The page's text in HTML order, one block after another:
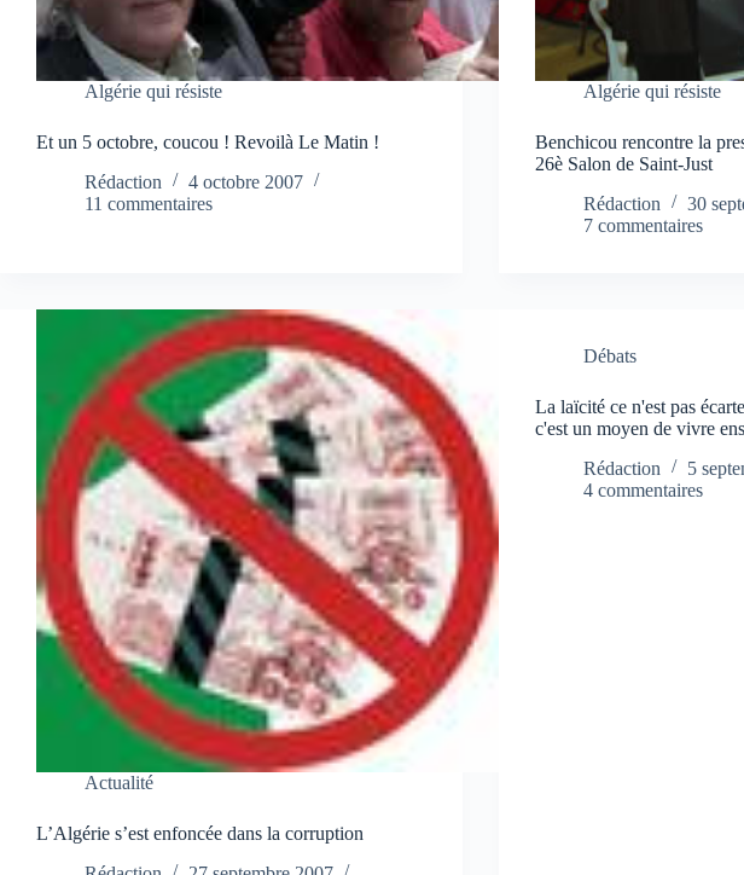
Algérie qui résiste
Et un 5 octobre, coucou ! Revoilà Le Matin !
Rédaction
4 octobre 2007
11 commentaires
Algérie qui résiste
Benchicou rencontre la
26è Salon de Saint-Just
Rédaction
30
7 commentaires
Actualité
L’Algérie s’est enfoncée dans la corruption
Débats
La laïcité ce n'est pas
c'est un moyen de vivre
Rédaction
5
4 commentaires